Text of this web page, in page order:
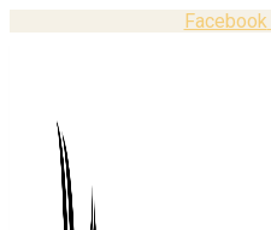
Facebook